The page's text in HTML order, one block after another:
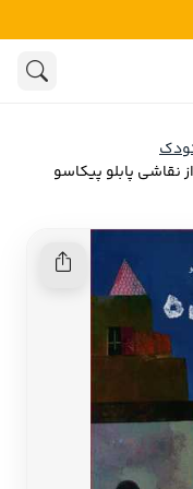
لاتین
نقاشی پابلو پیکاسو